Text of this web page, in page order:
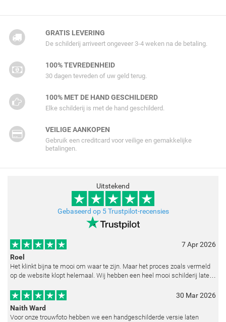
GRATIS LEVERING
De schilderij arriveert ongeveer 3-4 weken na de betaling.
100% TEVREDENHEID
30 dagen tevreden of uw geld terug.
100% MET DE HAND GESCHILDERD
Elke schilderij is met de hand geschilderd.
VEILIGE AANKOPEN
Gebruik een creditcard voor veilige en gemakkelijke
betalingen.
Uitstekend
Gebaseerd op 5 Trustpilot-recensies
7 Apr 2026
Roel
Het klinkt bijna te mooi om waar te zijn. Maar het proces zoals vermeld
op de website klopt helemaal. Wij hebben een heel mooi schilderij laten
30 Mar 2026
Naith Ward
Voor onze trouwfoto hebben we een handgeschilderde versie laten